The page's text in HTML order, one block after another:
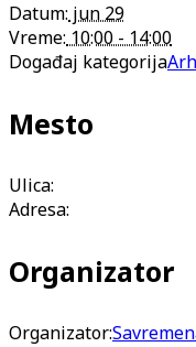
Datum: jun 29
Vreme: 10:00 - 14:00
Događaj kategorija
Mesto
Ulica:
Adresa:
Organizator
Organizator: